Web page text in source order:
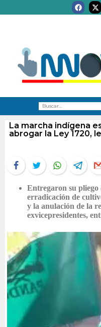
La marcha indígena
abrogar la Ley 1720,
Entregaron su pliego
erradicación de
y la anulación de la
exvicepresidentes,